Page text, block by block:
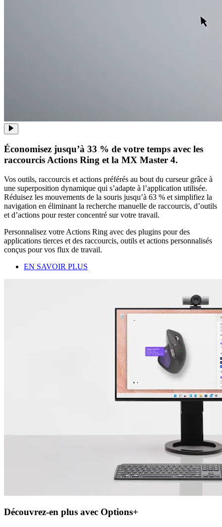
Économisez jusqu’à 33 % de votre temps avec les
raccourcis Actions Ring et la MX Master 4.
Vos outils, raccourcis et actions préférés au bout du curseur grâce à
une superposition dynamique qui s’adapte à l’application utilisée.
Réduisez les mouvements de la souris jusqu’à 63 % et simplifiez la
navigation en éliminant la recherche manuelle de raccourcis, d’outils
et d’actions pour rester concentré sur votre travail.
Personnalisez votre Actions Ring avec des plugins pour des
applications tierces et des raccourcis, outils et actions personnalisés
conçus pour vos flux de travail.
EN SAVOIR PLUS
Découvrez-en plus avec Options+